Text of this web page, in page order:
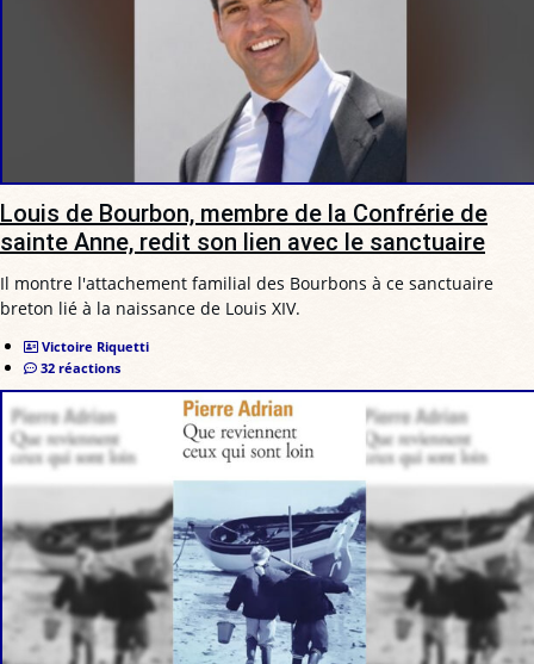
Louis de Bourbon, membre de la Confrérie de
sainte Anne, redit son lien avec le sanctuaire
Il montre l'attachement familial des Bourbons à ce sanctuaire
breton lié à la naissance de Louis XIV.
Victoire Riquetti
32 réactions